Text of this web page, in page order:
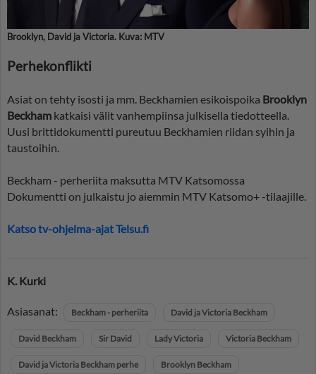
Brooklyn, David ja Victoria. Kuva: MTV
Perhekonflikti
Asiat on tehty isosti ja mm. Beckhamien esikoispoika Brooklyn
Beckham katkaisi välit vanhempiinsa julkisella tiedotteella.
Uusi brittidokumentti pureutuu Beckhamien riidan syihin ja
taustoihin.
Beckham - perheriita maksutta MTV Katsomossa
Dokumentti on julkaistu jo aiemmin MTV Katsomo+ -tilaajille.
Katso tv-ohjelma-ajat Telsu.fi
K. Kurki
Asiasanat: Beckham - perheriita David ja Victoria Beckham
David Beckham Sir David Lady Victoria Victoria Beckham
David ja Victoria Beckham perhe Brooklyn Beckham